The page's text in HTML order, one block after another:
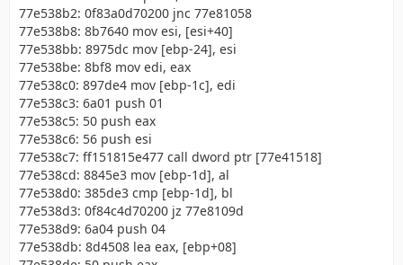
77e538b2: 0f83a0d70200 jnc 77e81058
77e538b8: 8b7640 mov esi, [esi+40]
77e538bb: 8975dc mov [ebp-24], esi
77e538be: 8bf8 mov edi, eax
77e538c0: 897de4 mov [ebp-1c], edi
77e538c3: 6a01 push 01
77e538c5: 50 push eax
77e538c6: 56 push esi
77e538c7: ff151815e477 call dword ptr [77e41518]
77e538cd: 8845e3 mov [ebp-1d], al
77e538d0: 385de3 cmp [ebp-1d], bl
77e538d3: 0f84c4d70200 jz 77e8109d
77e538d9: 6a04 push 04
77e538db: 8d4508 lea eax, [ebp+08]